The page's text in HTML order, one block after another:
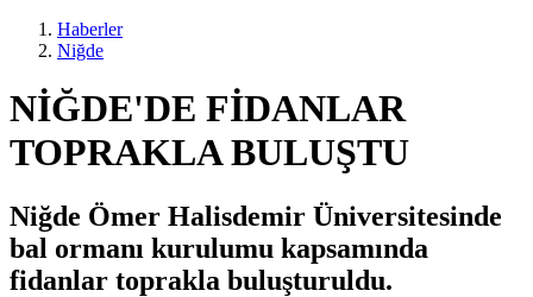
Haberler
Niğde
NİĞDE'DE FİDANLAR
TOPRAKLA BULUŞTU
Niğde Ömer Halisdemir Üniversitesinde
bal ormanı kurulumu kapsamında
fidanlar toprakla buluşturuldu.